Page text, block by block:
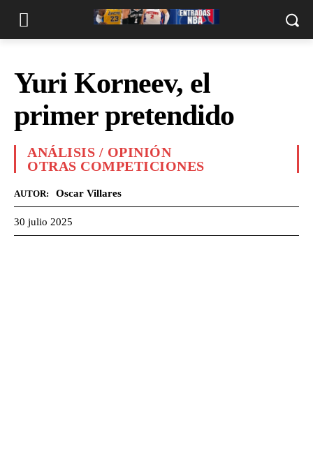
Yuri Korneev, el
primer pretendido
ANÁLISIS / OPINIÓN
OTRAS COMPETICIONES
AUTOR: Oscar Villares
30 julio 2025